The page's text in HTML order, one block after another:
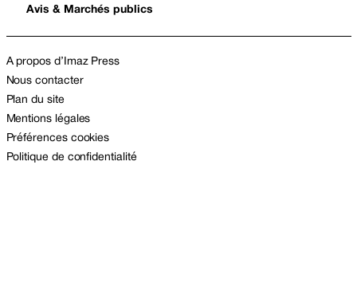
Avis & Marchés publics
A propos d’Imaz Press
Nous contacter
Plan du site
Mentions légales
Préférences cookies
Politique de confidentialité